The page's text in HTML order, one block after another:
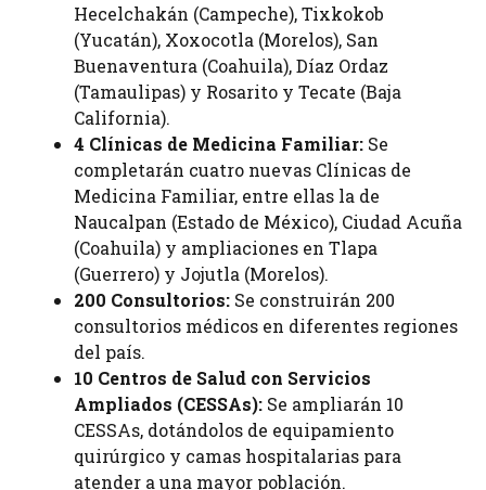
Hecelchakán (Campeche), Tixkokob
(Yucatán), Xoxocotla (Morelos), San
Buenaventura (Coahuila), Díaz Ordaz
(Tamaulipas) y Rosarito y Tecate (Baja
California).
4 Clínicas de Medicina Familiar: Se
completarán cuatro nuevas Clínicas de
Medicina Familiar, entre ellas la de
Naucalpan (Estado de México), Ciudad Acuña
(Coahuila) y ampliaciones en Tlapa
(Guerrero) y Jojutla (Morelos).
200 Consultorios: Se construirán 200
consultorios médicos en diferentes regiones
del país.
10 Centros de Salud con Servicios
Ampliados (CESSAs): Se ampliarán 10
CESSAs, dotándolos de equipamiento
quirúrgico y camas hospitalarias para
atender a una mayor población.